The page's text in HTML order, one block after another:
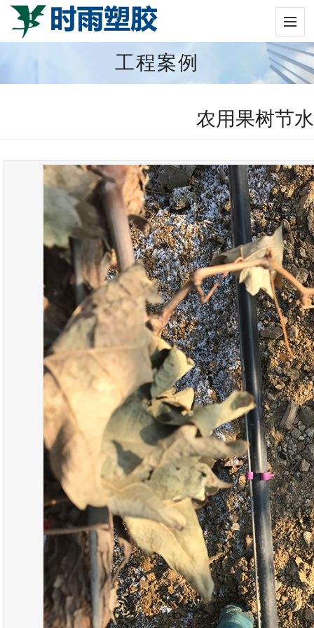
工程案例
农用果树节